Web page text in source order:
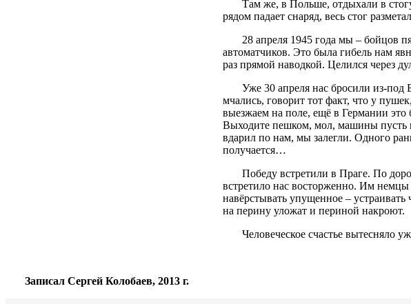
Там же, в Польше, отдыхали в стогу
рядом падает снаряд, весь стог
28 апреля 1945 года мы – бойцов
автоматчиков. Это была гибель нам
раз прямой наводкой. Целился через
Уже 30 апреля нас бросили из-под
мчались, говорит тот факт, что у
выезжаем на поле, ещё в Германии это
Выходите пешком, мол, машины пусть
вдарил по нам, мы залегли. Одного
получается…
Победу встретили в Праге. По
встретило нас восторженно. Им
навёрстывать упущенное – устраивать
на перину уложат и периной накроют.
Человеческое счастье вытесняло
Записал Сергей Колобаев, 2013 г.